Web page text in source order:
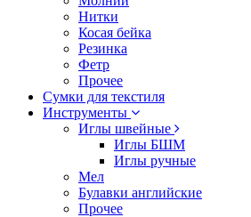
Нитки
Косая бейка
Резинка
Фетр
Прочее
Сумки для текстиля
Инструменты
Иглы швейные
Иглы БШМ
Иглы ручные
Мел
Булавки английские
Прочее